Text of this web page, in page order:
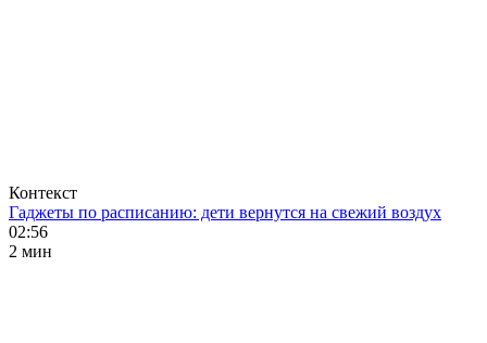
Контекст
Гаджеты по расписанию: дети вернутся на свежий воздух
02:56
2 мин